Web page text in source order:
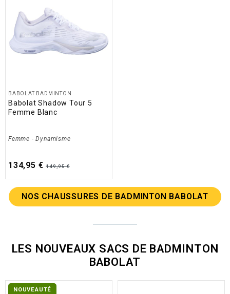
BABOLAT BADMINTON
Babolat Shadow Tour 5
Femme Blanc
Femme -Dynamisme
134,95 € 149,95 €
NOS CHAUSSURES DE BADMINTON BABOLAT
LES NOUVEAUX SACS DE BADMINTON
BABOLAT
NOUVEAUTÉ